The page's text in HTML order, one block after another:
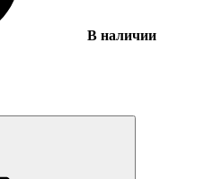
В наличии